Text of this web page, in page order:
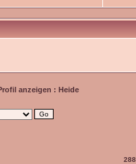
anzeigen : Heide